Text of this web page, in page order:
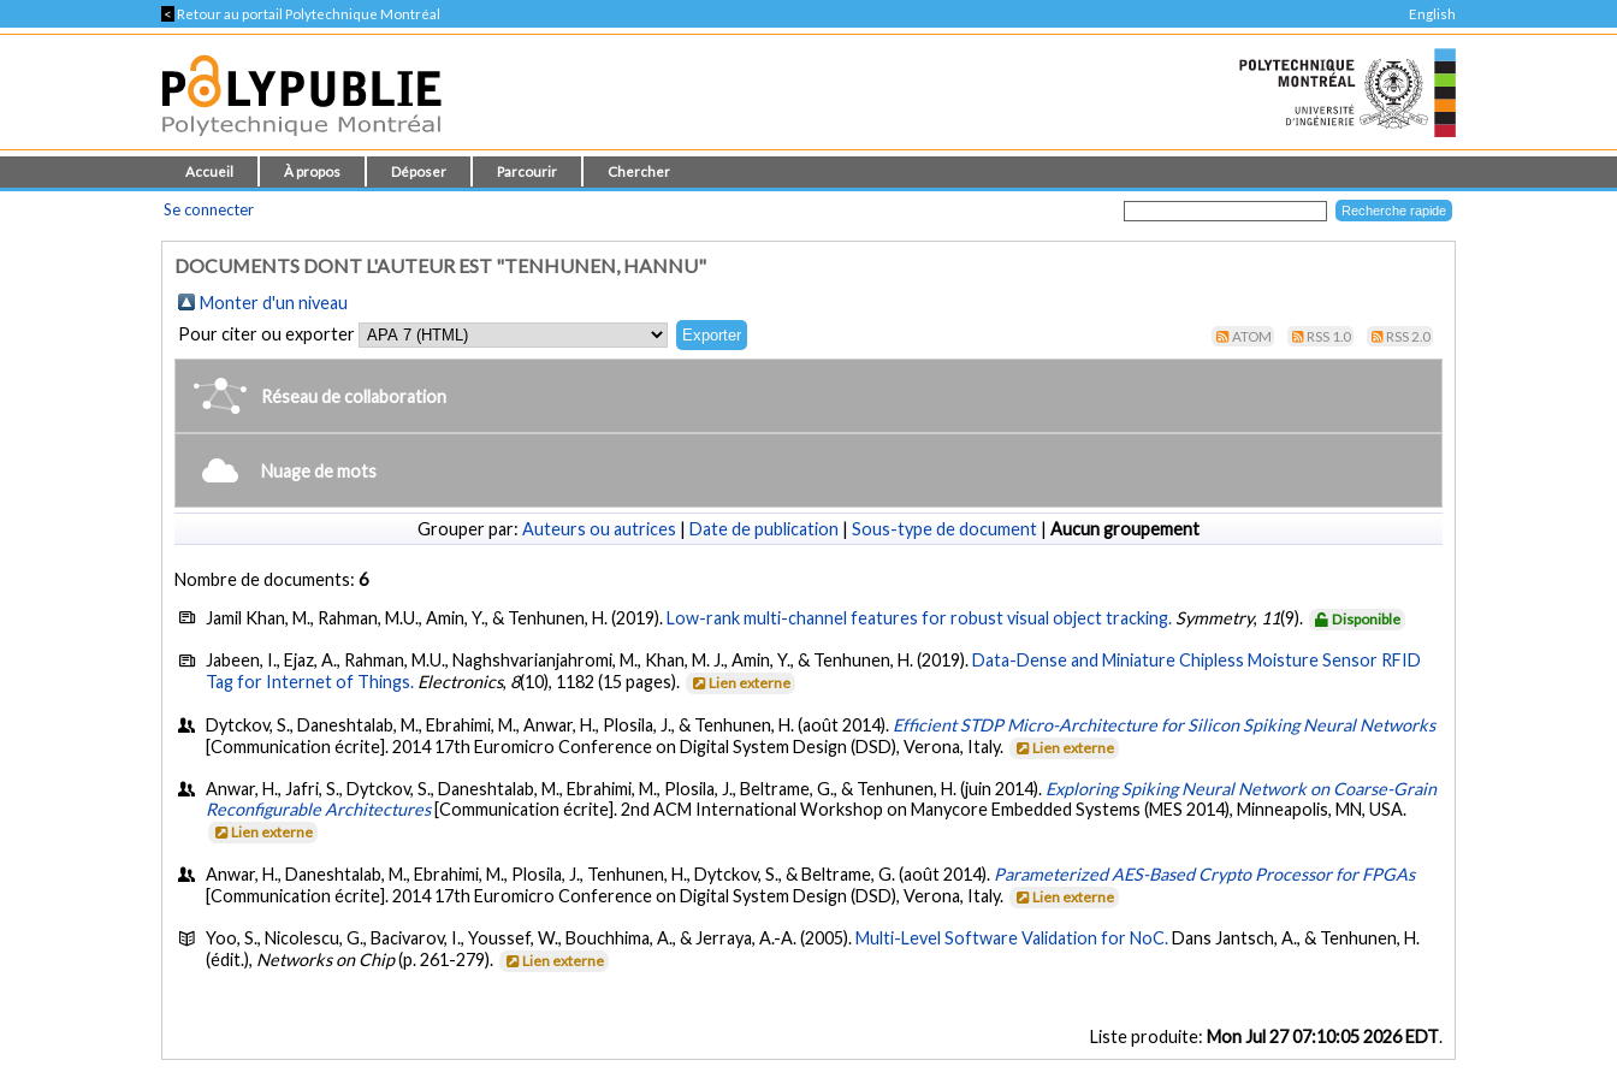
< Retour au portail Polytechnique Montréal English
Accueil À propos Déposer Parcourir Chercher
Se connecter
DOCUMENTS DONT L'AUTEUR EST "TENHUNEN, HANNU"
Monter d'un niveau
Pour citer ou exporter
ATOM RSS 1.0 RSS 2.0
Réseau de collaboration
Nuage de mots
Grouper par: Auteurs ou autrices | Date de publication | Sous-type de document | Aucun groupement
Nombre de documents:6
Jamil Khan, M., Rahman, M.U., Amin, Y., & Tenhunen, H. (2019).Low-rank multi-channel features for robust visual object tracking. Symmetry, 11(9). Disponible
Jabeen, I., Ejaz, A., Rahman, M.U., Naghshvarianjahromi, M., Khan, M. J., Amin, Y., & Tenhunen, H. (2019).Data-Dense and Miniature Chipless Moisture Sensor RFID
Tag for Internet of Things. Electronics, 8(10), 1182 (15 pages). Lien externe
Dytckov, S., Daneshtalab, M., Ebrahimi, M., Anwar, H., Plosila, J., & Tenhunen, H. (août 2014). Efficient STDP Micro-Architecture for Silicon Spiking Neural Networks
[Communication écrite]. 2014 17th Euromicro Conference on Digital System Design (DSD), Verona, Italy.
Lien externe
Anwar, H., Jafri, S., Dytckov, S., Daneshtalab, M., Ebrahimi, M., Plosila, J., Beltrame, G., & Tenhunen, H. (juin 2014). Exploring Spiking Neural Network on Coarse-Grain
Reconfigurable Architectures [Communication écrite]. 2nd ACM International Workshop on Manycore Embedded Systems (MES 2014), Minneapolis, MN, USA.
Lien externe
Anwar, H., Daneshtalab, M., Ebrahimi, M., Plosila, J., Tenhunen, H., Dytckov, S., & Beltrame, G. (août 2014). Parameterized AES-Based Crypto Processor for FPGAs
[Communication écrite]. 2014 17th Euromicro Conference on Digital System Design (DSD), Verona, Italy.
Lien externe
Yoo, S., Nicolescu, G., Bacivarov, I., Youssef, W., Bouchhima, A., & Jerraya, A.-A. (2005).Multi-Level Software Validation for NoC.Dans Jantsch, A., & Tenhunen, H.
(édit.), Networks on Chip(p. 261-279). Lien externe
Liste produite: Mon Jul 27 07:10:05 2026 EDT.